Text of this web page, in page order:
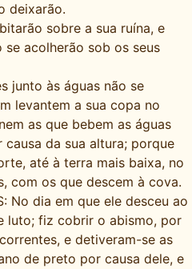
deixarão.
sobre a sua ruína, e
acolherão sob os seus
junto às águas não se
levantem a sua copa no
as que bebem as águas
da sua altura; porque
até à terra mais baixa, no
com os que descem à cova.
No dia em que ele desceu ao
luto; fiz cobrir o abismo, por
e detiveram-se as
de preto por causa dele, e